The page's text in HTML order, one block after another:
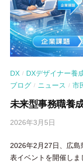
DX / DXデザイナー養
ブログ / ニュース / 市
未来型事務職養
2026年3月5日
吉
田
2026年2月27日、広島
表イベントを開催しま